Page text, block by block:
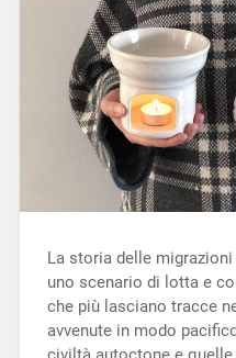
La storia delle
uno scenario di lotta e
che più lasciano tracce
avvenute in modo